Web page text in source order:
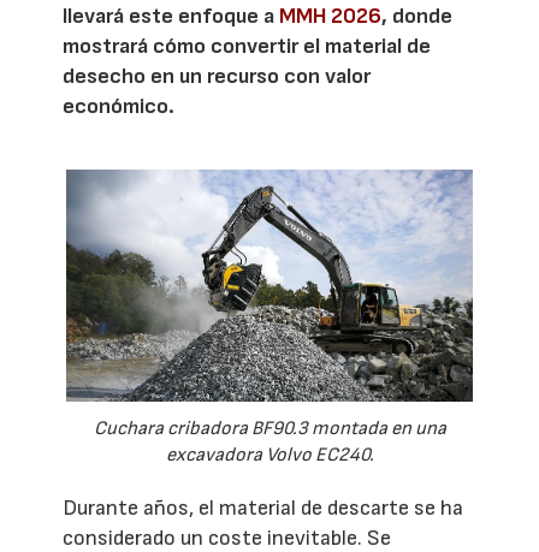
llevará este enfoque a MMH 2026, donde
mostrará cómo convertir el material de
desecho en un recurso con valor
económico.
Cuchara cribadora BF90.3 montada en una
excavadora Volvo EC240.
Durante años, el material de descarte se ha
considerado un coste inevitable. Se